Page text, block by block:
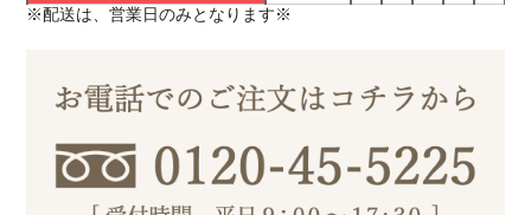
※配送は、営業日のみとなります※